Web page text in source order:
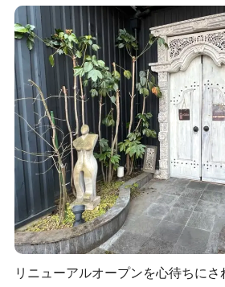
リニューアルオープンを心待ちにさ